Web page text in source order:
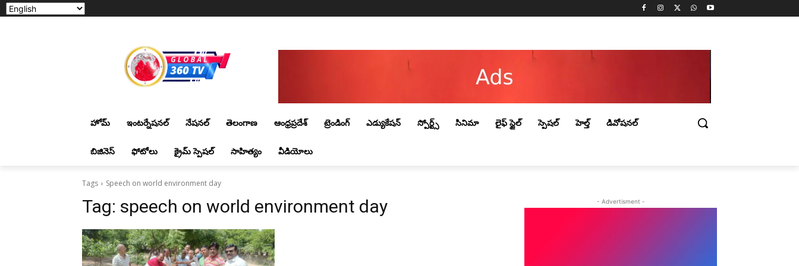
హోమ్ ఇంటర్నేషనల్ నేషనల్ తెలంగాణ ఆంధ్రప్రదేశ్ ట్రెండింగ్‌ ఎడ్యుకేషన్ స్పోర్ట్స్ సినిమా లైఫ్ స్టైల్ స్పెషల్ హెల్త్ డివోషనల్
బిజినెస్ ఫోటోలు క్రైమ్ స్పెషల్ సాహిత్యం వీడియోలు
Tags Speech on world environment day
Tag: speech on world environment day - Advertisment -